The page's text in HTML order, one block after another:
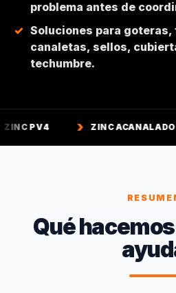
problema antes de
Soluciones para
canaletas, sellos,
techumbre.
ZINC ACANALADO
Qué